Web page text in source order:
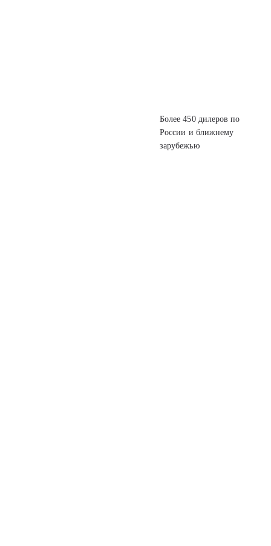
Более 450 дилеровпо
России и ближнему
зарубежью